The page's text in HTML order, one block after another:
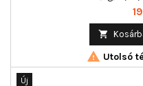
Ár

 Utolsó
Új